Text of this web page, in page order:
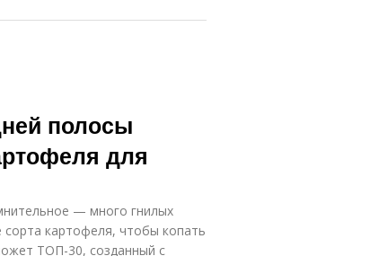
полосы
для
— много гнилых
сорта картофеля, чтобы копать
ТОП-30, созданный с